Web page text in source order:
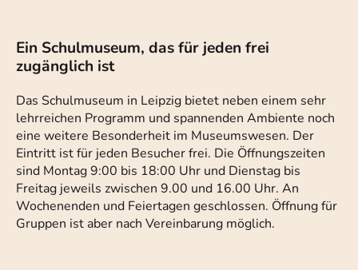
Ein Schulmuseum, das für jeden frei
zugänglich ist
Das Schulmuseum in Leipzig bietet neben einem sehr
lehrreichen Programm und spannenden Ambiente noch
eine weitere Besonderheit im Museumswesen. Der
Eintritt ist für jeden Besucher frei. Die Öffnungszeiten
sind Montag 9:00 bis 18:00 Uhr und Dienstag bis
Freitag jeweils zwischen 9.00 und 16.00 Uhr. An
Wochenenden und Feiertagen geschlossen. Öffnung für
Gruppen ist aber nach Vereinbarung möglich.